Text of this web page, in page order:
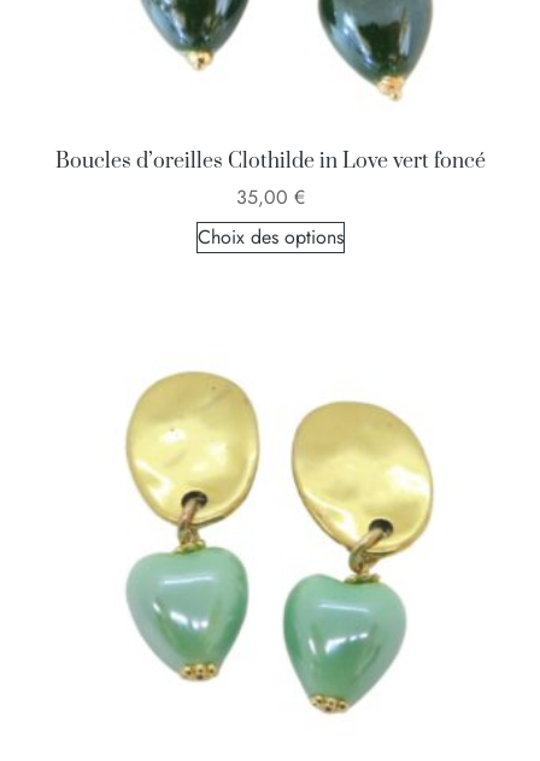
Boucles d’oreilles Clothilde in Love vert foncé
35,00 €
Choix des options